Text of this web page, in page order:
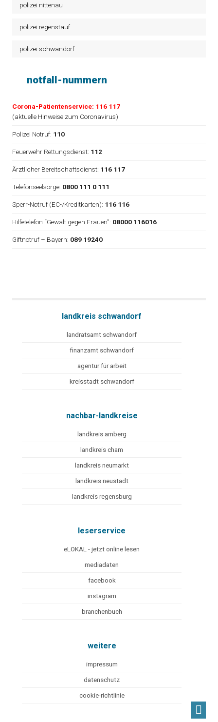
polizei nittenau
polizei regenstauf
polizei schwandorf
notfall-nummern
Corona-Patientenservice: 116 117
(aktuelle Hinweise zum Coronavirus)
Polizei Notruf: 110
Feuerwehr Rettungsdienst: 112
Ärztlicher Bereitschaftsdienst: 116 117
Telefonseelsorge: 0800 111 0 111
Sperr-Notruf (EC-/Kreditkarten): 116 116
Hilfetelefon “Gewalt gegen Frauen”: 08000 116016
Giftnotruf – Bayern: 089 19240
landkreis schwandorf
landratsamt schwandorf
finanzamt schwandorf
agentur für arbeit
kreisstadt schwandorf
nachbar-landkreise
landkreis amberg
landkreis cham
landkreis neumarkt
landkreis neustadt
landkreis regensburg
leserservice
eLOKAL - jetzt online lesen
mediadaten
facebook
instagram
branchenbuch
weitere
impressum
datenschutz
cookie-richtlinie